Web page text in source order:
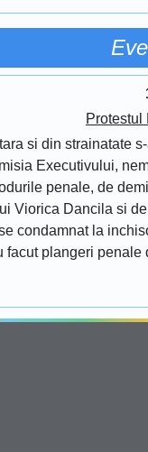
Protestul
si din strainatate
Executivului,
penale, de
Viorica Dancila si
condamnat la
facut plangeri